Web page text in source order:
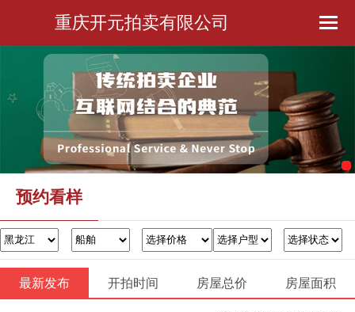
公司简介
预约看样
办证过户
联系我们
重庆开元拍卖有限公司
预约看样
最新发布 开拍时间 房屋总价 房屋面积